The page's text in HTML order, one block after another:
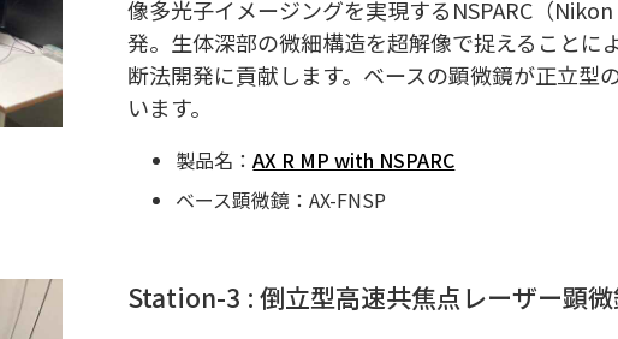
像多光子イメージングを実現するNSPARC（
発。生体深部の微細構造を超解像で捉えること
断法開発に貢献します。ベースの顕微鏡が正立型
います。
製品名：AX R MP with NSPARC
ベース顕微鏡：AX-FNSP
Station-3 : 倒立型高速共焦点レーザー顕